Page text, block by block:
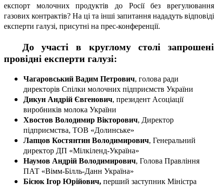
експорт молочних продуктів до Росії без врегулювання
газових контрактів? На ці та інші запитання нададуть відповіді
експерти галузі, присутні на прес-конференції.
До участі в круглому столі запрошені
провідні експерти галузі:
Чагаровський Вадим Петрович, голова ради
директорів Спілки молочних підприємств України
Дикун Андрій Євгенович, президент Асоціації
виробників молока України
Хвостов Володимир Вікторович, Директор
підприємства, ТОВ «Долинське»
Лапцов Костянтин Володимирович, Генеральний
директор ДП «Мілкіленд-Україна»
Наумов Андрій Володимирович, Голова Правління
ПАТ «Вімм-Білль-Данн Україна»
Бісюк Ігор Юрійович, перший заступник Міністра